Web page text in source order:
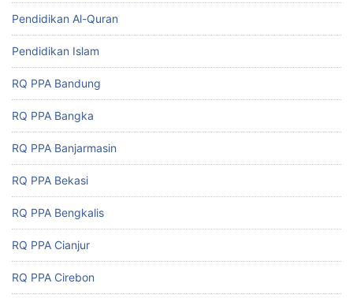
Pendidikan Al-Quran
Pendidikan Islam
RQ PPA Bandung
RQ PPA Bangka
RQ PPA Banjarmasin
RQ PPA Bekasi
RQ PPA Bengkalis
RQ PPA Cianjur
RQ PPA Cirebon